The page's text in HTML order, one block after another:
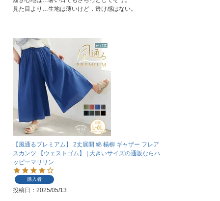
見た目より…生地は薄いけど，透け感はない。
【風通るプレミアム】 2丈展開 綿 楊柳 ギャザー フレア
スカンツ 【ウェストゴム】 | 大きいサイズの通販ならハ
ッピーマリリン
購入者
投稿日 2025/05/13